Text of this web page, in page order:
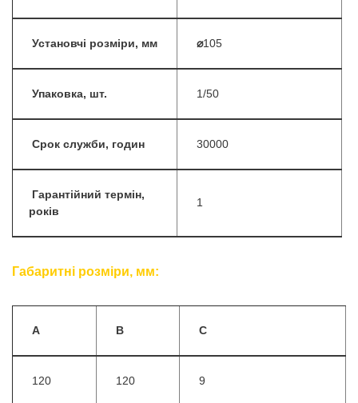
Установчі розміри, мм ⌀105
Упаковка, шт. 1/50
Срок служби, годин 30000
Гарантійний термін,
років
1
Габаритні розміри, мм:
A B C
120 120 9